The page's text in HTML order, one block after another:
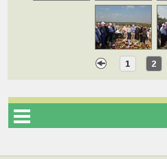
1 2